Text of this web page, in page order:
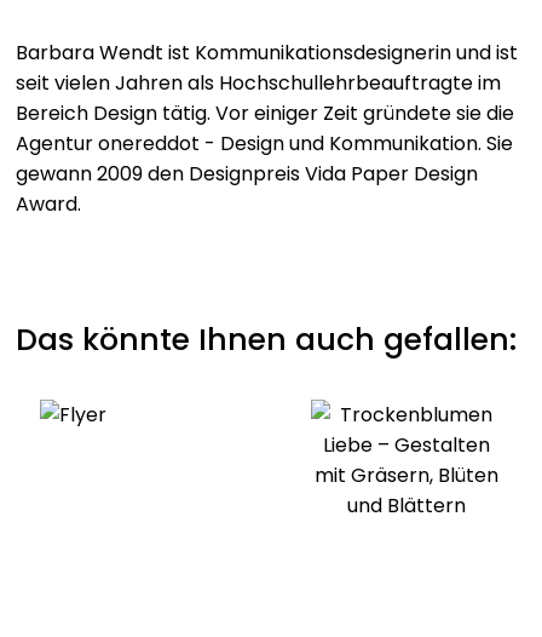
Barbara Wendt ist Kommunikationsdesignerin und ist
seit vielen Jahren als Hochschullehrbeauftragte im
Bereich Design tätig. Vor einiger Zeit gründete sie die
Agentur onereddot - Design und Kommunikation. Sie
gewann 2009 den Designpreis Vida Paper Design
Award.
Das könnte Ihnen auch gefallen: